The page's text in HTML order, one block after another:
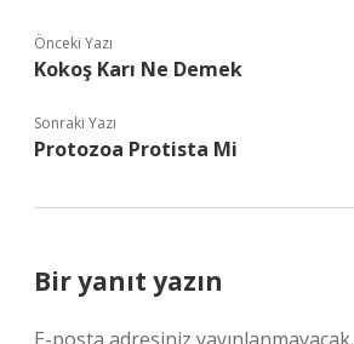
Önceki Yazı
Kokoş Karı Ne Demek
Sonraki Yazı
Protozoa Protista Mi
Bir yanıt yazın